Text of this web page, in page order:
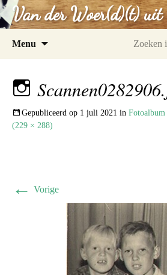
Van der Woer(d)(t)
Menu
Gepubliceerd op 1 juli 2021 in Fotoalbum
(229 × 288)
← Vorige